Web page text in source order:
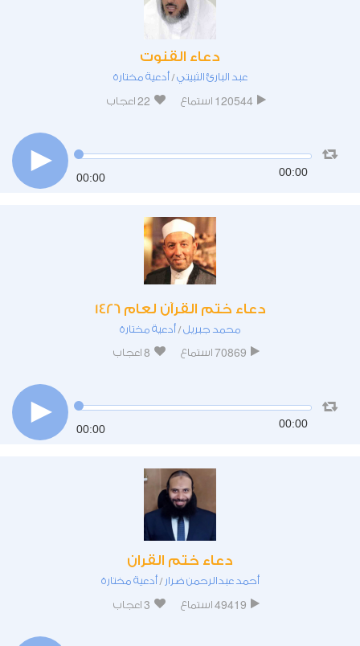
دعاء القنوت
عبد البارئ الثبيتي/أدعية مختارة
120544 استماع 22 اعجاب
00:00 00:00
دعاء ختم القرآن لعام 1426
محمد جبريل/أدعية مختارة
70869 استماع 8 اعجاب
00:00 00:00
دعاء ختم القران
أحمد عبدالرحمن ضرار /أدعية مختارة
49419 استماع 3 اعجاب